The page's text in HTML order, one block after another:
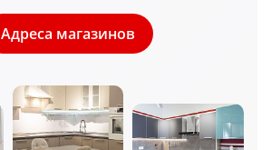
Адреса магазинов